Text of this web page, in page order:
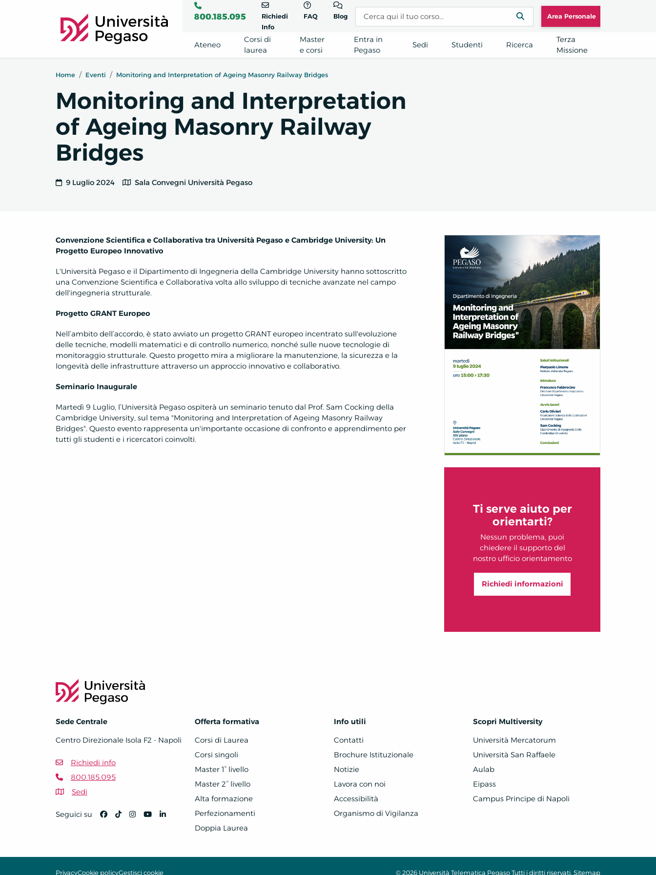
800.185.095
Richiedi
Info
FAQ Blog Area Personale
Ateneo
Corsi di
laurea
Master
e corsi
Entra in
Pegaso
Sedi Studenti Ricerca
Terza
Missione
Home Eventi Monitoring and Interpretation of Ageing Masonry Railway Bridges
Monitoring and Interpretation
of Ageing Masonry Railway
Bridges
9 Luglio 2024 Sala Convegni Università Pegaso
Convenzione Scientifica e Collaborativa tra Università Pegaso e Cambridge University: Un
Progetto Europeo Innovativo
L'Università Pegaso e il Dipartimento di Ingegneria della Cambridge University hanno sottoscritto
una Convenzione Scientifica e Collaborativa volta allo sviluppo di tecniche avanzate nel campo
dell'ingegneria strutturale.
Progetto GRANT Europeo
Nell’ambito dell’accordo, è stato avviato un progetto GRANT europeo incentrato sull'evoluzione
delle tecniche, modelli matematici e di controllo numerico, nonché sulle nuove tecnologie di
monitoraggio strutturale. Questo progetto mira a migliorare la manutenzione, la sicurezza e la
longevità delle infrastrutture attraverso un approccio innovativo e collaborativo.
Seminario Inaugurale
Martedì 9 Luglio, l’Università Pegaso ospiterà un seminario tenuto dal Prof. Sam Cocking della
Cambridge University, sul tema "Monitoring and Interpretation of Ageing Masonry Railway
Bridges". Questo evento rappresenta un'importante occasione di confronto e apprendimento per
tutti gli studenti e i ricercatori coinvolti.
Ti serve aiuto per
orientarti?
Nessun problema, puoi
chiedere il supporto del
nostro ufficio orientamento
Richiedi informazioni
Sede Centrale
Centro Direzionale Isola F2 - Napoli
Richiedi info
800.185.095
Sedi
Seguici su
Offerta formativa
Corsi di Laurea
Corsi singoli
Master 1° livello
Master 2° livello
Alta formazione
Perfezionamenti
Doppia Laurea
Info utili
Contatti
Brochure Istituzionale
Notizie
Lavora con noi
Accessibilità
Organismo di Vigilanza
Scopri Multiversity
Università Mercatorum
Università San Raffaele
Aulab
Eipass
Campus Principe di Napoli
PrivacyCookie policyGestisci cookie © 2026 Università Telematica Pegaso Tutti i diritti riservati. Sitemap